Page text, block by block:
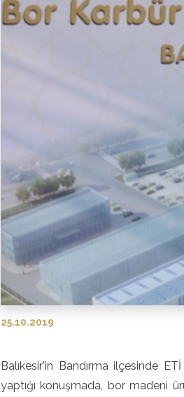
25.10.2019
Balıkesir'in Bandırma ilçesinde
yaptığı konuşmada, bor madeni